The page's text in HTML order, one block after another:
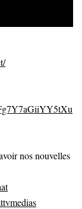
nos nouvelles